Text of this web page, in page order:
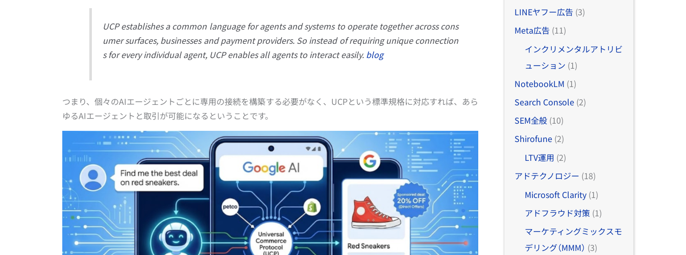
UCP establishes a common language for agents and systems to operate together across cons
umer surfaces, businesses and payment providers. So instead of requiring unique connection
s for every individual agent, UCP enables all agents to interact easily. blog
つまり、個々のAIエージェントごとに専用の接続を構築する必要がなく、UCPという標準規格に対応すれば、あら
ゆるAIエージェントと取引が可能になるということです。
LINEヤフー広告 (3)
Meta広告 (11)
インクリメンタルアトリビ
ューション (1)
NotebookLM (1)
Search Console (2)
SEM全般 (10)
Shirofune (2)
LTV運用 (2)
アドテクノロジー (18)
Microsoft Clarity (1)
アドフラウド対策 (1)
マーケティングミックスモ
デリング（MMM） (3)